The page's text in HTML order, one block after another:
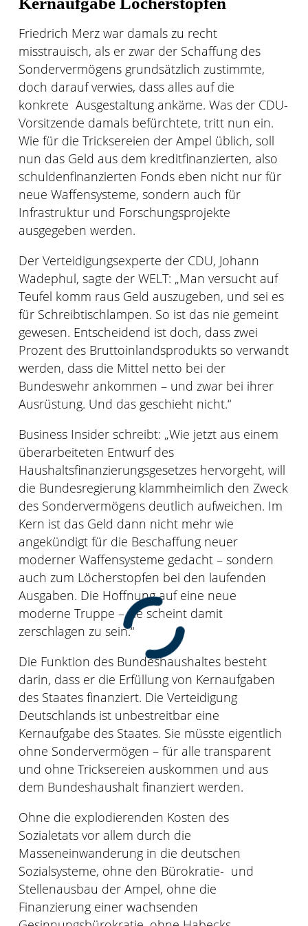
Friedrich Merz war damals zu recht
misstrauisch, als er zwar der Schaffung des
Sondervermögens grundsätzlich zustimmte,
doch darauf verwies, dass alles auf die
konkrete Ausgestaltung ankäme. Was der CDU-
Vorsitzende damals befürchtete, tritt nun ein.
Wie für die Tricksereien der Ampel üblich, soll
nun das Geld aus dem kreditfinanzierten, also
schuldenfinanzierten Fonds eben nicht nur für
neue Waffensysteme, sondern auch für
Infrastruktur und Forschungsprojekte
ausgegeben werden.
Der Verteidigungsexperte der CDU, Johann
Wadephul, sagte der WELT: „Man versucht auf
Teufel komm raus Geld auszugeben, und sei es
für Schreibtischlampen. So ist das nie gemeint
gewesen. Entscheidend ist doch, dass zwei
Prozent des Bruttoinlandsprodukts so verwandt
werden, dass die Mittel netto bei der
Bundeswehr ankommen – und zwar bei ihrer
Ausrüstung. Und das geschieht nicht.“
Business Insider schreibt: „Wie jetzt aus einem
überarbeiteten Entwurf des
Haushaltsfinanzierungsgesetzes hervorgeht, will
die Bundesregierung klammheimlich den Zweck
des Sondervermögens deutlich aufweichen. Im
Kern ist das Geld dann nicht mehr wie
angekündigt für die Beschaffung neuer
moderner Waffensysteme gedacht – sondern
auch zum Löcherstopfen bei den laufenden
Ausgaben. Die Hoffnung auf eine neue
moderne Truppe – sie scheint damit
zerschlagen zu sein.“
Die Funktion des Bundeshaushaltes besteht
darin, dass er die Erfüllung von Kernaufgaben
des Staates finanziert. Die Verteidigung
Deutschlands ist unbestreitbar eine
Kernaufgabe des Staates. Sie müsste eigentlich
ohne Sondervermögen – für alle transparent
und ohne Tricksereien auskommen und aus
dem Bundeshaushalt finanziert werden.
Ohne die explodierenden Kosten des
Sozialetats vor allem durch die
Masseneinwanderung in die deutschen
Sozialsysteme, ohne den Bürokratie- und
Stellenausbau der Ampel, ohne die
Finanzierung einer wachsenden